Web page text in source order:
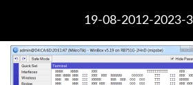
19-08-2012-2023-